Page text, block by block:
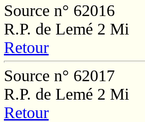
Source n° 62016
R.P. de Lemé 2 Mi
Retour
Source n° 62017
R.P. de Lemé 2 Mi
Retour